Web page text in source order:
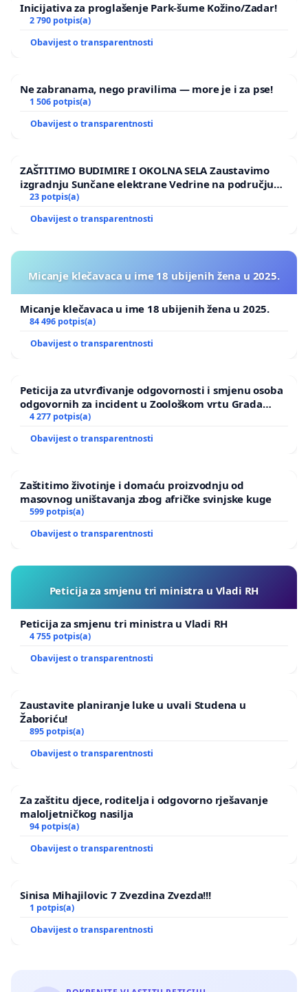
Inicijativa za proglašenje Park-šume Kožino/Zadar!
2 790 potpis(a)
Obavijest o transparentnosti
Ne zabranama, nego pravilima — more je i za pse!
1 506 potpis(a)
Obavijest o transparentnosti
ZAŠTITIMO BUDIMIRE I OKOLNA SELA Zaustavimo
izgradnju Sunčane elektrane Vedrine na području
Ugljana
23 potpis(a)
Obavijest o transparentnosti
Micanje klečavaca u ime 18 ubijenih žena u 2025.
Micanje klečavaca u ime 18 ubijenih žena u 2025.
84 496 potpis(a)
Obavijest o transparentnosti
Peticija za utvrđivanje odgovornosti i smjenu osoba
odgovornih za incident u Zoološkom vrtu Grada
Zagreba
4 277 potpis(a)
Obavijest o transparentnosti
Zaštitimo životinje i domaću proizvodnju od
masovnog uništavanja zbog afričke svinjske kuge
599 potpis(a)
Obavijest o transparentnosti
Peticija za smjenu tri ministra u Vladi RH
Peticija za smjenu tri ministra u Vladi RH
4 755 potpis(a)
Obavijest o transparentnosti
Zaustavite planiranje luke u uvali Studena u
Žaboriću!
895 potpis(a)
Obavijest o transparentnosti
Za zaštitu djece, roditelja i odgovorno rješavanje
maloljetničkog nasilja
94 potpis(a)
Obavijest o transparentnosti
Sinisa Mihajilovic 7 Zvezdina Zvezda!!!
1 potpis(a)
Obavijest o transparentnosti